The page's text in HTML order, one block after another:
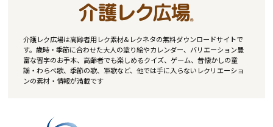
介護レク広場は高齢者用レク素材&レクネタの無料ダウンロードサイトで
す。歳時・季節に合わせた大人の塗り絵やカレンダー、バリエーション豊
富な習字のお手本、高齢者でも楽しめるクイズ、ゲーム、昔懐かしの童
謡・わらべ歌、季節の歌、軍歌など、他では手に入らないレクリエーショ
ンの素材・情報が満載です